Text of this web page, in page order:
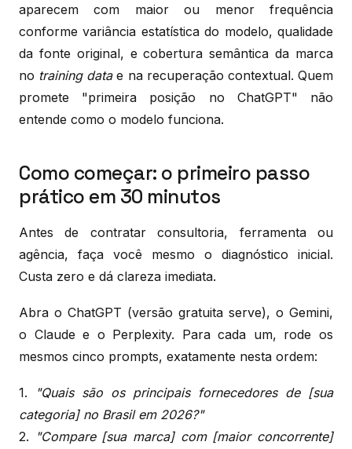
aparecem com maior ou menor frequência
conforme variância estatística do modelo, qualidade
da fonte original, e cobertura semântica da marca
no training datae na recuperação contextual. Quem
promete "primeira posição no ChatGPT" não
entende como o modelo funciona.
Como começar: o primeiro passo
prático em 30 minutos
Antes de contratar consultoria, ferramenta ou
agência, faça você mesmo o diagnóstico inicial.
Custa zero e dá clareza imediata.
Abra o ChatGPT (versão gratuita serve), o Gemini,
o Claude e o Perplexity. Para cada um, rode os
mesmos cinco prompts, exatamente nesta ordem:
1.
"Quais são os principais fornecedores de [sua
categoria] no Brasil em 2026?"
2. "Compare [sua marca] com [maior concorrente]